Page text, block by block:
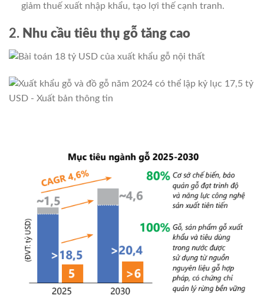
giảm thuế xuất nhập khẩu, tạo lợi thế cạnh tranh.
2. Nhu cầu tiêu thụ gỗ tăng cao